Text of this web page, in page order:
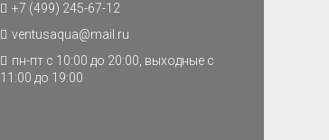
+7 (499) 245-67-12
ventusaqua@mail.ru
пн-пт с 10:00 до 20:00, выходные с
11:00 до 19:00